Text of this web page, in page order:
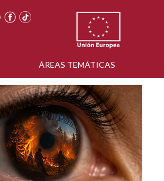
ÁREAS TEMÁTICAS